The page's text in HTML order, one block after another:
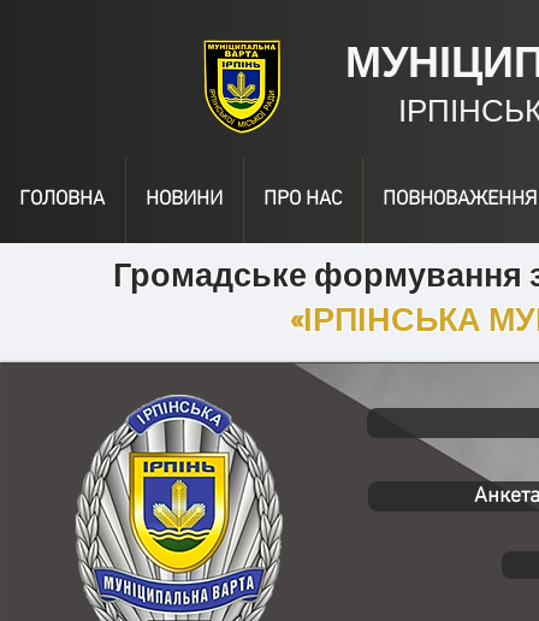
ГОЛОВНА НОВИНИ ПРО НАС ПОВНОВАЖЕННЯ
Громадське формування
«ІРПІНСЬКА